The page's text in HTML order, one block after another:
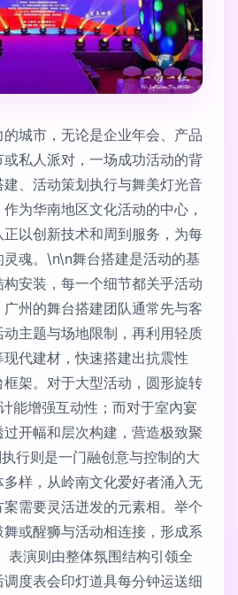
城市，无论是企业年会、产品
私人派对，一场成功活动的背
、活动策划执行与舞美灯光音
为华南地区文化活动的中心，
以创新技术和周到服务，为每
魂。\n\n舞台搭建是活动的基
安装，每一个细节都关乎活动
州的舞台搭建团队通常先与客
动主题与场地限制，再利用轻质
代建材，快速搭建出抗震性
架。对于大型活动，圆形旋转
能增强互动性；而对于室內宴
开幅和层次构建，营造极致聚
行则是一门融创意与控制的大
样，从岭南文化爱好者涌入无
案需要灵活迸发的元素相。举个
或醒狮与活动相连接，形成系
表演则由整体氛围结构引领全
度表会印灯道具每分钟运送细